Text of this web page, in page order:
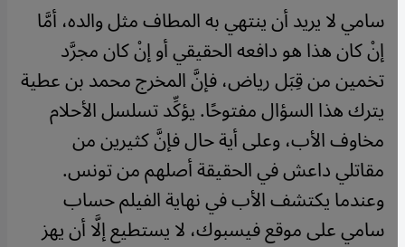
سامي لا يريد أن ينتهي به المطاف مثل والده، أمَّا
إنْ كان هذا هو دافعه الحقيقي أو إنْ كان مجرَّد
تخمين من قِبَل رياض، فإنَّ المخرج محمد بن عطية
يترك هذا السؤال مفتوحًا. يؤكِّد تسلسل الأحلام
مخاوف الأب، وعلى أية حال فإنَّ كثيرين من
مقاتلي داعش في الحقيقة أصلهم من تونس.
وعندما يكتشف الأب في نهاية الفيلم حساب
سامي على موقع فيسبوك، لا يستطيع إلَّا أن يهز